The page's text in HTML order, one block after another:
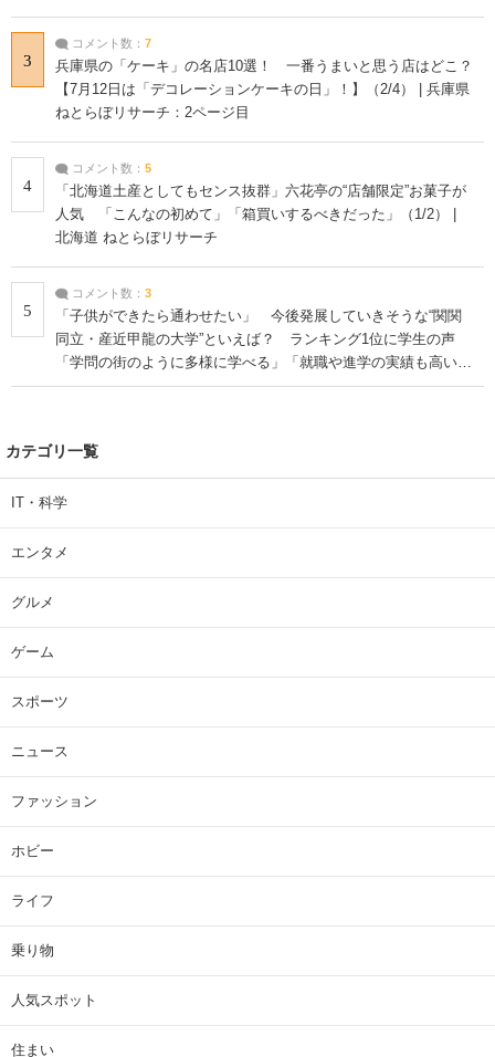
3
コメント数： 7
兵庫県の「ケーキ」の名店10選！ 一番うまいと思う店はどこ？
【7月12日は「デコレーションケーキの日」！】（2/4） | 兵庫県
ねとらぼリサーチ：2ページ目
4
コメント数： 5
「北海道土産としてもセンス抜群」六花亭の“店舗限定”お菓子が
人気 「こんなの初めて」「箱買いするべきだった」（1/2） |
北海道 ねとらぼリサーチ
5
コメント数： 3
「子供ができたら通わせたい」 今後発展していきそうな“関関
同立・産近甲龍の大学”といえば？ ランキング1位に学生の声
「学問の街のように多様に学べる」「就職や進学の実績も高い」
| 大学 ねとらぼリサーチ
カテゴリ一覧
IT・科学
エンタメ
グルメ
ゲーム
スポーツ
ニュース
ファッション
ホビー
ライフ
乗り物
人気スポット
住まい